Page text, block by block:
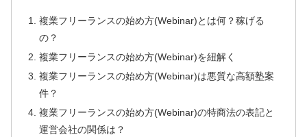
複業フリーランスの始め方(Webinar)とは何？稼げる
の？
複業フリーランスの始め方(Webinar)を紐解く
複業フリーランスの始め方(Webinar)は悪質な高額塾案
件？
複業フリーランスの始め方(Webinar)の特商法の表記と
運営会社の関係は？